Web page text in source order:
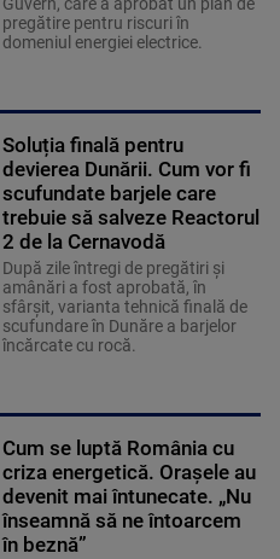
pregătire pentru riscuri în
domeniul energiei electrice.
Soluția finală pentru
devierea Dunării. Cum vor fi
scufundate barjele care
trebuie să salveze Reactorul
2 de la Cernavodă
După zile întregi de pregătiri și
amânări a fost aprobată, în
sfârșit, varianta tehnică finală de
scufundare în Dunăre a barjelor
încărcate cu rocă.
Cum se luptă România cu
criza energetică. Orașele au
devenit mai întunecate. „Nu
înseamnă să ne întoarcem
în beznă”